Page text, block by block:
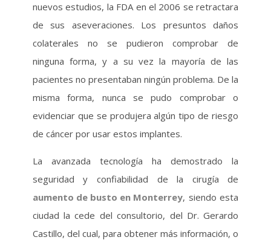
nuevos estudios, la FDA en el 2006 se retractara
de sus aseveraciones. Los presuntos daños
colaterales no se pudieron comprobar de
ninguna forma, y a su vez la mayoría de las
pacientes no presentaban ningún problema. De la
misma forma, nunca se pudo comprobar o
evidenciar que se produjera algún tipo de riesgo
de cáncer por usar estos implantes.
La avanzada tecnología ha demostrado la
seguridad y confiabilidad de la cirugía de
aumento de busto en Monterrey, siendo esta
ciudad la cede del consultorio, del Dr. Gerardo
Castillo, del cual, para obtener más información, o